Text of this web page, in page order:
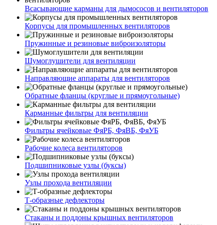
Всасывающие карманы для дымососов и вентиляторов
Корпусы для промышленных вентиляторов
Пружинные и резиновые виброизоляторы
Шумоглушители для вентиляции
Направляющие аппараты для вентиляторов
Обратные фланцы (круглые и прямоугольные)
Карманные фильтры для вентиляции
Фильтры ячейковые ФяРБ, ФяВБ, ФяУБ
Рабочие колеса вентиляторов
Подшипниковые узлы (буксы)
Узлы прохода вентиляции
Т-образные дефлекторы
Стаканы и поддоны крышных вентиляторов